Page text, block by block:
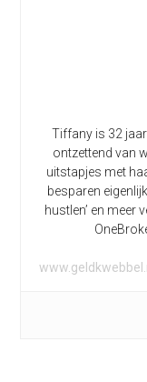
Tiffany is 32
ontzettend van
uitstapjes met
besparen
hustlen’ en meer